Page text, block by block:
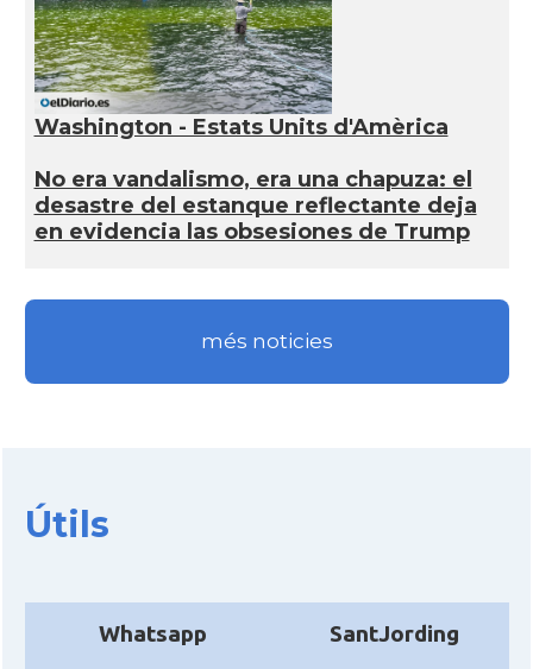
Washington - Estats Units d'Amèrica
No era vandalismo, era una chapuza: el
desastre del estanque reflectante deja
en evidencia las obsesiones de Trump
més noticies
Útils
Whatsapp SantJording